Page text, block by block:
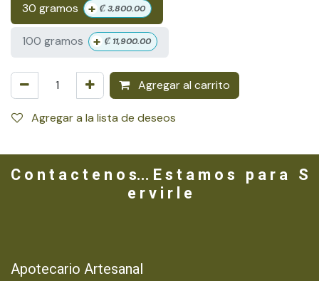
30 gramos + ₡3,800.00
100 gramos + ₡ 11,900.00
Agregar al carrito
Agregar a la lista de deseos
C o n t a c t e n o s... E s t a m o s p a r a S
e r v i r l e
Apotecario Artesanal